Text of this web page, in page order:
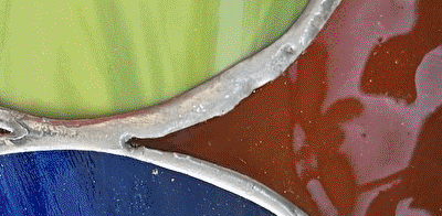
Menu
Ajoutez un logo, un bouton, des réseaux sociaux
Cliquez pour éditer
ACCUEIL▴▾